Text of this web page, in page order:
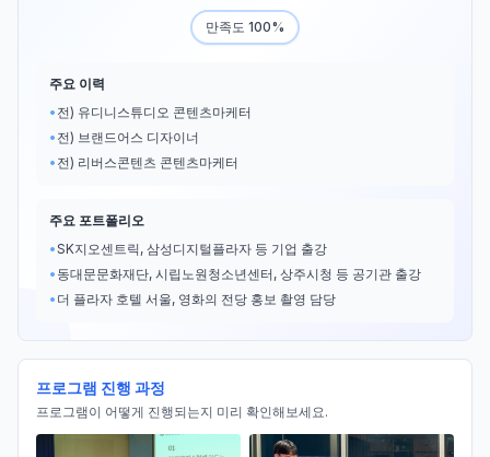
만족도 100%
주요 이력
• 전) 유디니스튜디오 콘텐츠마케터
• 전) 브랜드어스 디자이너
• 전) 리버스콘텐츠 콘텐츠마케터
주요 포트폴리오
•SK지오센트릭, 삼성디지털플라자 등 기업 출강
• 동대문문화재단, 시립노원청소년센터, 상주시청 등 공기관 출강
• 더 플라자 호텔 서울, 영화의 전당 홍보 촬영 담당
프로그램 진행 과정
프로그램이 어떻게 진행되는지 미리 확인해보세요.